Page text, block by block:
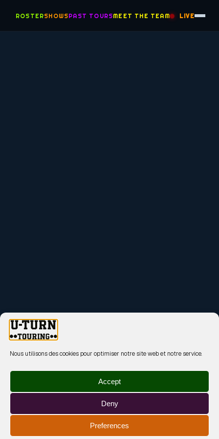
Nous utilisons des cookies pour optimiser notre site web et notre service.
Accept
Deny
Preferences
ROSTERSHOWSPAST TOURSMEET THE TEAM LIVE